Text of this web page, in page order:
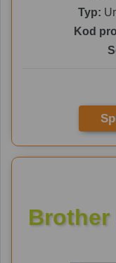
Typ:
Kod
Brother